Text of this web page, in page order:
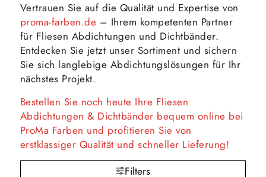
Vertrauen Sie auf die Qualität und Expertise von
proma-farben.de – Ihrem kompetenten Partner
für Fliesen Abdichtungen und Dichtbänder.
Entdecken Sie jetzt unser Sortiment und sichern
Sie sich langlebige Abdichtungslösungen für Ihr
nächstes Projekt.
Bestellen Sie noch heute Ihre Fliesen
Abdichtungen & Dichtbänder bequem online bei
ProMa Farben und profitieren Sie von
erstklassiger Qualität und schneller Lieferung!
Filters